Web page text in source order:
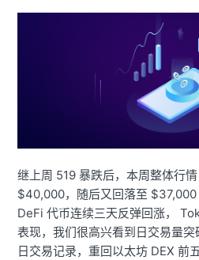
继上周 519 暴跌后，本周整体行
$40,000，随后又回落至 $37,000
DeFi 代币连续三天反弹回涨，
表现，我们很高兴看到日交易量
日交易记录，重回以太坊 DEX 前五